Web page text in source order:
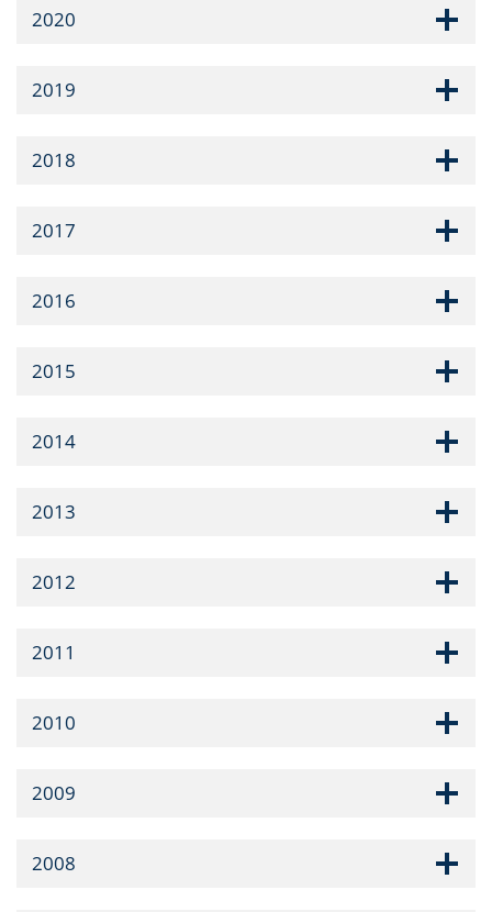
2020
2019
2018
2017
2016
2015
2014
2013
2012
2011
2010
2009
2008